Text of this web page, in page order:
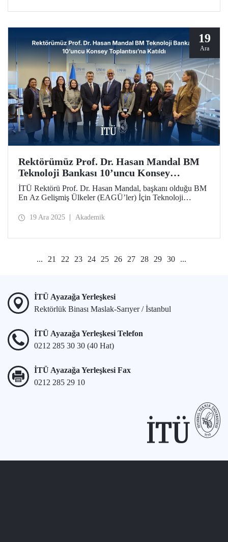
19
Ara
Rektörümüz Prof. Dr. Hasan Mandal BM
Teknoloji Bankası 10’uncu Konsey
Toplantısı’na Katıldı
İTÜ Rektörü Prof. Dr. Hasan Mandal, başkanı olduğu BM
En Az Gelişmiş Ülkeler (EAGÜ’ler) İçin Teknoloji
düzenlenen görüşmelere katılarak stratejik öncelikler ve
19 Ara 2025 Akademik
... 21 22 23 24 25 26 27 28 29 30 ...
İTÜ Ayazağa Yerleşkesi
Rektörlük Binası Maslak-Sarıyer / İstanbul
İTÜ Ayazağa Yerleşkesi Telefon
0212 285 30 30 (40 Hat)
İTÜ Ayazağa Yerleşkesi Fax
0212 285 29 10